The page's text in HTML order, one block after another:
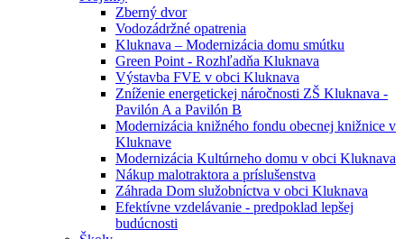
Zberný dvor
Vodozádržné opatrenia
Kluknava – Modernizácia domu smútku
Green Point - Rozhľadňa Kluknava
Výstavba FVE v obci Kluknava
Zníženie energetickej náročnosti ZŠ Kluknava -
Pavilón A a Pavilón B
Modernizácia knižného fondu obecnej knižnice v
Kluknave
Modernizácia Kultúrneho domu v obci Kluknava
Nákup malotraktora a príslušenstva
Záhrada Dom služobníctva v obci Kluknava
Efektívne vzdelávanie - predpoklad lepšej
budúcnosti